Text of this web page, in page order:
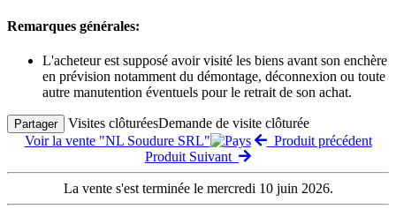
Remarques générales:
L'acheteur est supposé avoir visité les biens avant son enchère
en prévision notamment du démontage, déconnexion ou toute
autre manutention éventuels pour le retrait de son achat.
Partager Visites clôturéesDemande de visite clôturée
Voir la vente "NL Soudure SRL"
Produit précédent
Produit Suivant
La vente s'est terminée le mercredi 10 juin 2026.